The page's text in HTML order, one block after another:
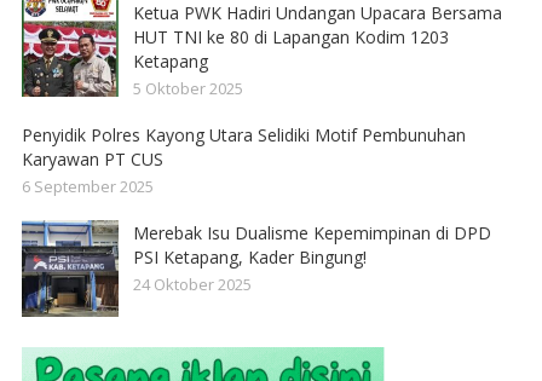
Ketua PWK Hadiri Undangan Upacara Bersama
HUT TNI ke 80 di Lapangan Kodim 1203
Ketapang
5 Oktober 2025
Penyidik Polres Kayong Utara Selidiki Motif Pembunuhan
Karyawan PT CUS
6 September 2025
Merebak Isu Dualisme Kepemimpinan di DPD
PSI Ketapang, Kader Bingung!
24 Oktober 2025